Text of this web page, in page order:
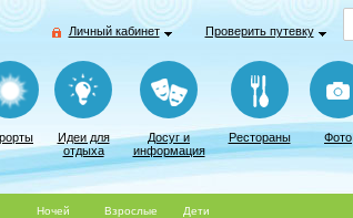
Личный кабинет Проверить путевку
Идеи для
отдыха
Досуг и
информация
Рестораны Фото
Ночей Взрослые Дети